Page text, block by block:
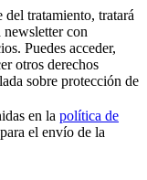
tratamiento, tratará
con
Puedes acceder,
otros derechos
sobre protección de
en la política de
el envío de la